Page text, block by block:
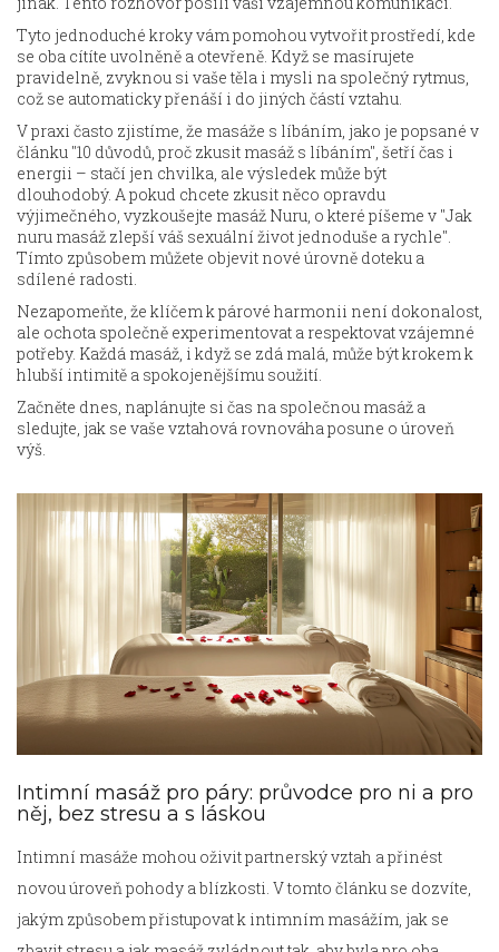
Tyto jednoduché kroky vám pomohou vytvořit prostředí, kde
se oba cítíte uvolněně a otevřeně. Když se masírujete
pravidelně, zvyknou si vaše těla i mysli na společný rytmus,
což se automaticky přenáší i do jiných částí vztahu.
V praxi často zjistíme, že masáže s líbáním, jako je popsané v
článku "10 důvodů, proč zkusit masáž s líbáním", šetří čas i
energii – stačí jen chvilka, ale výsledek může být
dlouhodobý. A pokud chcete zkusit něco opravdu
výjimečného, vyzkoušejte masáž Nuru, o které píšeme v "Jak
nuru masáž zlepší váš sexuální život jednoduše a rychle".
Tímto způsobem můžete objevit nové úrovně doteku a
sdílené radosti.
Nezapomeňte, že klíčem k párové harmonii není dokonalost,
ale ochota společně experimentovat a respektovat vzájemné
potřeby. Každá masáž, i když se zdá malá, může být krokem k
hlubší intimitě a spokojenějšímu soužití.
Začněte dnes, naplánujte si čas na společnou masáž a
sledujte, jak se vaše vztahová rovnováha posune o úroveň
výš.
Intimní masáž pro páry: průvodce pro ni a pro
něj, bez stresu a s láskou
Intimní masáže mohou oživit partnerský vztah a přinést
novou úroveň pohody a blízkosti. V tomto článku se dozvíte,
jakým způsobem přistupovat k intimním masážím, jak se